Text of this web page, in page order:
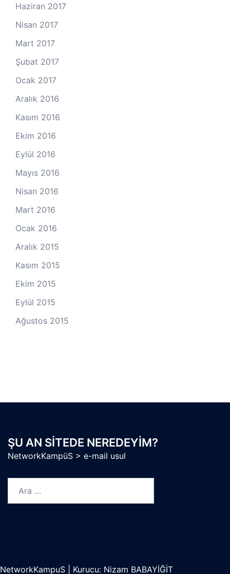
Haziran 2017
Nisan 2017
Mart 2017
Şubat 2017
Ocak 2017
Aralık 2016
Kasım 2016
Ekim 2016
Eylül 2016
Mayıs 2016
Nisan 2016
Mart 2016
Ocak 2016
Aralık 2015
Kasım 2015
Ekim 2015
Eylül 2015
Ağustos 2015
ŞU AN SITEDE NEREDEYIM?
NetworkKampüS > e-mail usul
NetworkKampuS Kurucu: Nizam BABAYİĞİT